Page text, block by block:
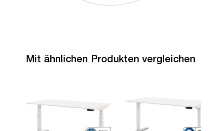
Mit ähnlichen Produkten vergleichen